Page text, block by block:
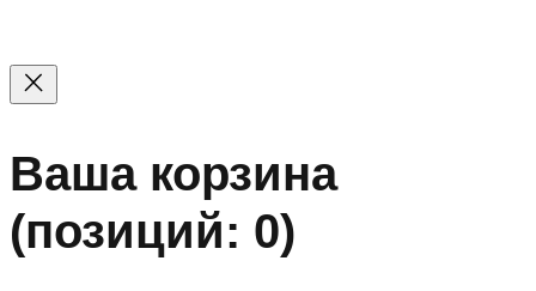
Ваша корзина
(позиций: 0)